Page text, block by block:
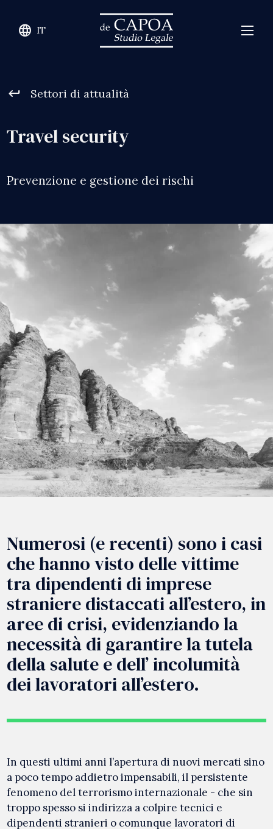
language IT
keyboard_return Settori di attualità
Travel security
Prevenzione e gestione dei rischi
Numerosi (e recenti) sono i casi
che hanno visto delle vittime
tra dipendenti di imprese
straniere distaccati all’estero, in
aree di crisi, evidenziando la
necessità di garantire la tutela
della salute e dell’ incolumità
dei lavoratori all’estero.
In questi ultimi anni l’apertura di nuovi mercati sino
a poco tempo addietro impensabili, il persistente
fenomeno del terrorismo internazionale - che sin
troppo spesso si indirizza a colpire tecnici e
dipendenti stranieri o comunque lavoratori di